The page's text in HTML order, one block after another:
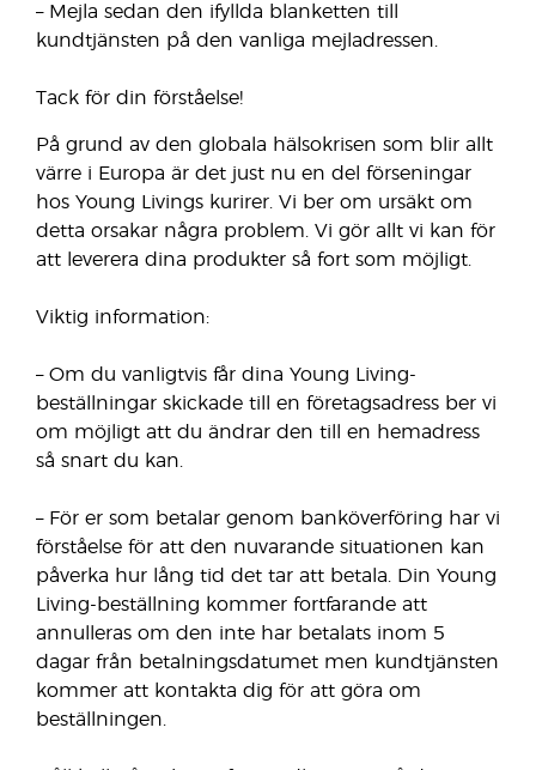
– Mejla sedan den ifyllda blanketten till
kundtjänsten på den vanliga mejladressen.
Tack för din förståelse!
På grund av den globala hälsokrisen som blir allt
värre i Europa är det just nu en del förseningar
hos Young Livings kurirer. Vi ber om ursäkt om
detta orsakar några problem. Vi gör allt vi kan för
att leverera dina produkter så fort som möjligt.
Viktig information:
– Om du vanligtvis får dina Young Living-
beställningar skickade till en företagsadress ber vi
om möjligt att du ändrar den till en hemadress
så snart du kan.
– För er som betalar genom banköverföring har vi
förståelse för att den nuvarande situationen kan
påverka hur lång tid det tar att betala. Din Young
Living-beställning kommer fortfarande att
annulleras om den inte har betalats inom 5
dagar från betalningsdatumet men kundtjänsten
kommer att kontakta dig för att göra om
beställningen.